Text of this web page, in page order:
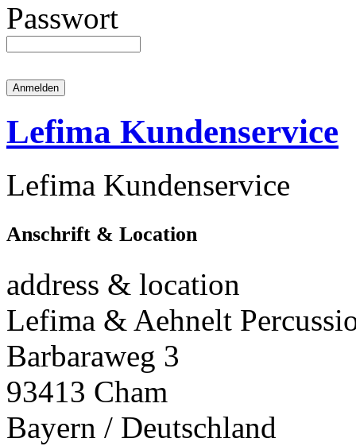
Passwort
Lefima Kundenservice
Lefima Kundenservice
Anschrift & Location
address & location
Lefima & Aehnelt
Barbaraweg 3
93413 Cham
Bayern / Deutschland